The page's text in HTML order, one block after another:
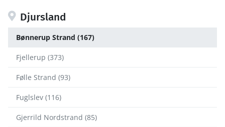
Djursland
Bønnerup Strand (167)
Fjellerup (373)
Følle Strand (93)
Fuglslev (116)
Gjerrild Nordstrand (85)